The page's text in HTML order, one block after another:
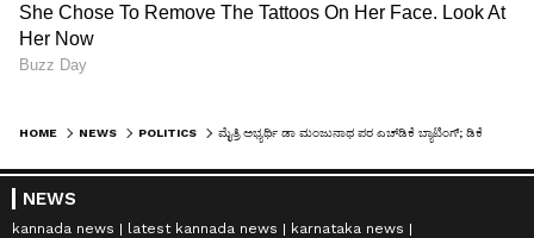
HOME NEWS POLITICS
NEWS
kannada news latest kannada news
karnataka news